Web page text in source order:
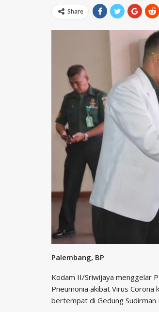
Share
Palembang, BP
Kodam II/Sriwijaya menggelar
Pneumonia akibat Virus
bertempat di Gedung Sudirman